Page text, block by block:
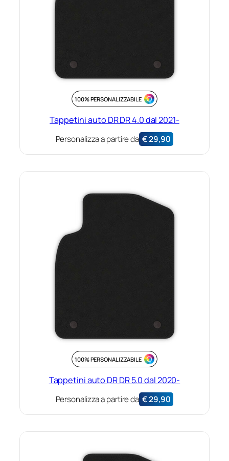
100% PERSONALIZZABILE
Tappetini auto DR DR 4.0 dal 2021-
Personalizza a partire da €29,90
100% PERSONALIZZABILE
Tappetini auto DR DR 5.0 dal 2020-
Personalizza a partire da €29,90